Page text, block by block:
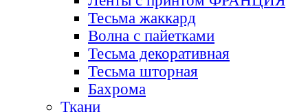
Тесьма жаккард
Волна с пайетками
Тесьма декоративная
Тесьма шторная
Бахрома
Ткани